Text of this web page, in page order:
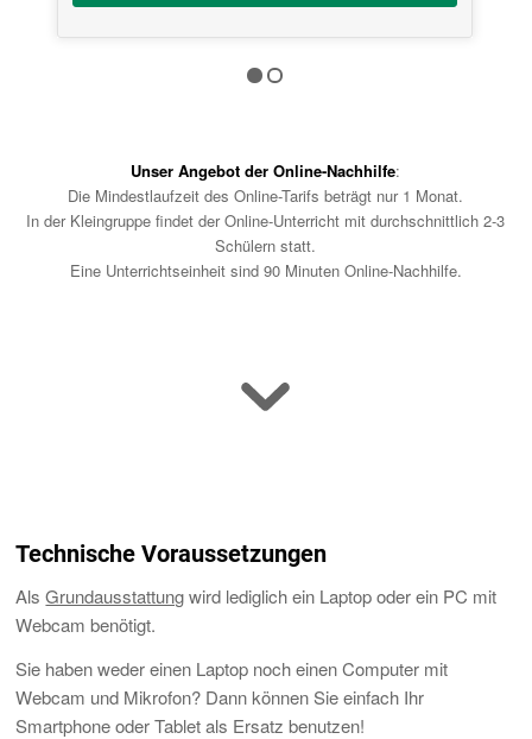
Unser Angebot der Online-Nachhilfe:
Die Mindestlaufzeit des Online-Tarifs beträgt nur 1 Monat.
In der Kleingruppe findet der Online-Unterricht mit durchschnittlich 2-3
Schülern statt.
Eine Unterrichtseinheit sind 90 Minuten Online-Nachhilfe.
Technische Voraussetzungen
AlsGrundausstattungwird lediglich ein Laptop oder ein PC mit
Webcam benötigt.
Sie haben weder einen Laptop noch einen Computer mit
Webcam und Mikrofon? Dann können Sie einfach Ihr
Smartphone oder Tablet als Ersatz benutzen!